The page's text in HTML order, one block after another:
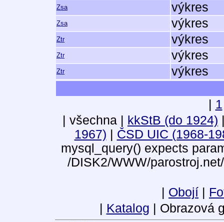
Zsa výkres
Zsa výkres
Ztr výkres
Ztr výkres
Ztr výkres
1
| všechna |
kkStB (do 1924)
1967)
ČSD UIC (1968-
mysql_query() expects
/DISK2/WWW/
Obojí
Katalog | Obrazová